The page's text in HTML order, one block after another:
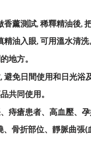
香薰測試, 稀釋精油後,
精油入眼, 可用溫水清洗
地方。
, 避免日間使用和日光浴
共同使用。
痔瘡患者、高血壓、孕
、骨折部位、靜脈曲張(